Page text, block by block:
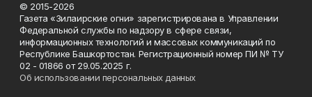
© 2015-2026
Газета «Зилаирские огни» зарегистрирована в Управлении
Федеральной службы по надзору в сфере связи,
информационных технологий и массовых коммуникаций по
Республике Башкортостан. Регистрационный номер ПИ № ТУ
02 - 01866 от 29.05.2025 г.
Об использовании персональных данных